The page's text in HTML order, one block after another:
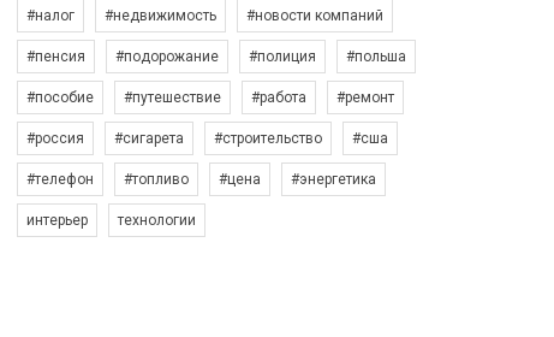
#налог #недвижимость #новости компаний
#пенсия #подорожание #полиция #польша
#пособие #путешествие #работа #ремонт
#россия #сигарета #строительство #сша
#телефон #топливо #цена #энергетика
интерьер технологии